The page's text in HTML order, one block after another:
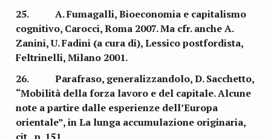
25. A. Fumagalli, Bioeconomia e capitalismo
cognitivo, Carocci, Roma 2007. Ma cfr. anche A.
Zanini, U. Fadini (a cura di), Lessico postfordista,
Feltrinelli, Milano 2001.
26. Parafraso, generalizzandolo, D. Sacchetto,
“Mobilità della forza lavoro e del capitale. Alcune
note a partire dalle esperienze dell’Europa
orientale”, in La lunga accumulazione originaria,